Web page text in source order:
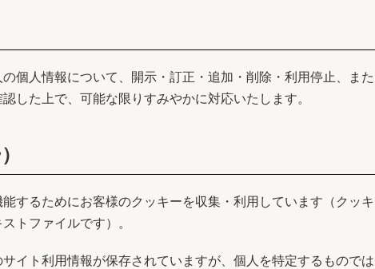
個人情報について、開示・訂正・追加・削除・利用停止、ま
した上で、可能な限りすみやかに対応いたします。
するためにお客様のクッキーを収集・利用しています（クッ
トファイルです）。
イト利用情報が保存されていますが、個人を特定するもので